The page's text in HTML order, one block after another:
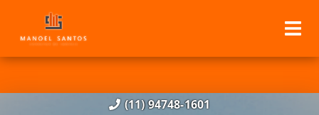
(11) 94748-1601